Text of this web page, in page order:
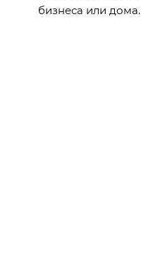
бизнеса или дома.